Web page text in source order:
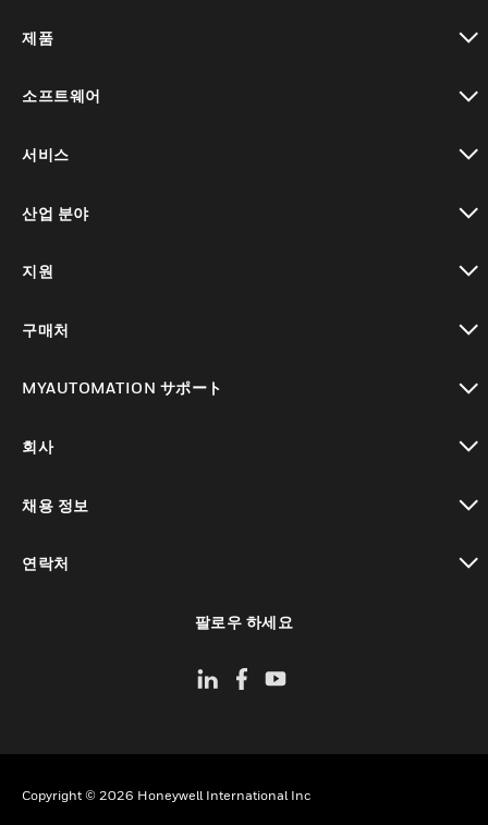
제품
소프트웨어
서비스
산업 분야
지원
구매처
MYAUTOMATION サポート
회사
채용 정보
연락처
팔로우 하세요
Copyright © 2026 Honeywell International Inc